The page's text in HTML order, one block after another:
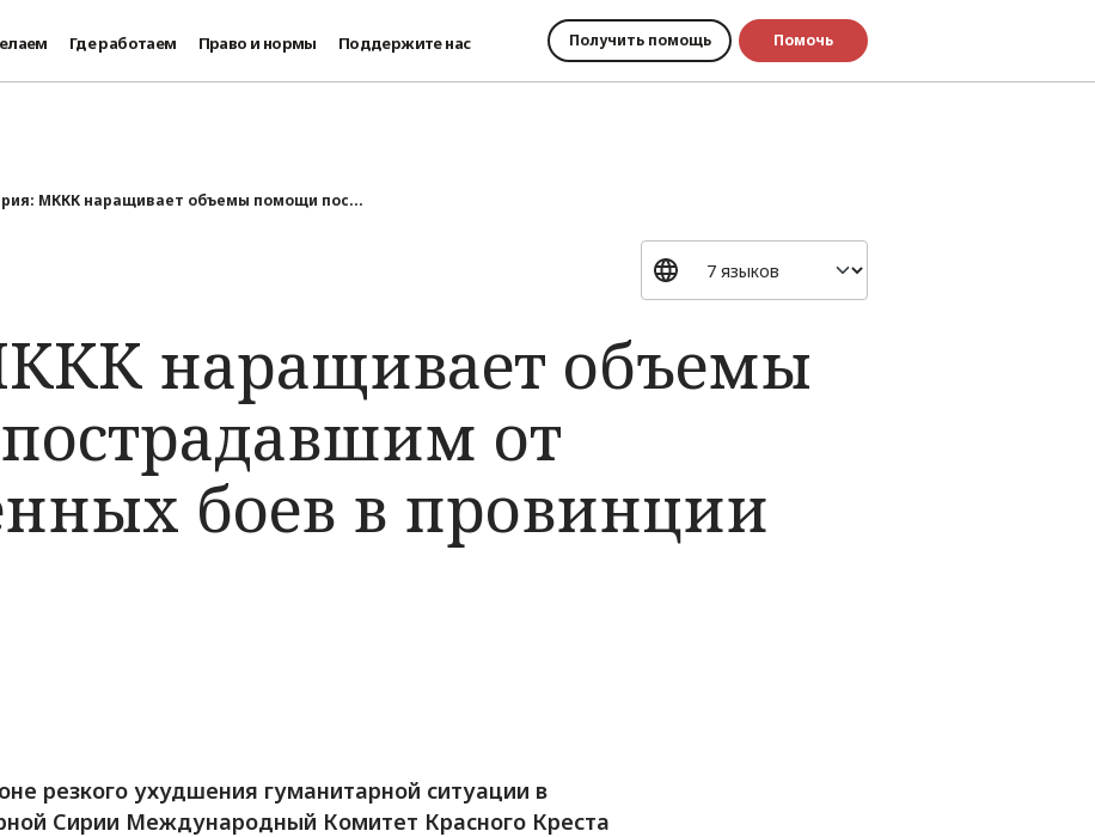
Где работаем Право и нормы Поддержите нас Получить помощь Помочь
МККК наращивает объемы помощи пос...
наращивает объемы
от
боев в провинции
резкого ухудшения гуманитарной ситуации в
Сирии Международный Комитет Красного Креста